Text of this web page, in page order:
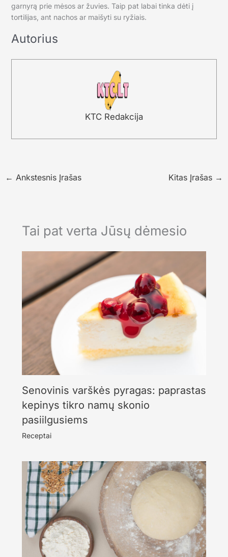
garnyrą prie mėsos ar žuvies. Taip pat labai tinka dėti į
tortilijas, ant nachos ar maišyti su ryžiais.
Autorius
KTC Redakcija
← Ankstesnis Įrašas Kitas Įrašas →
Tai pat verta Jūsų dėmesio
Senovinis varškės pyragas: paprastas
kepinys tikro namų skonio
pasiilgusiems
Receptai